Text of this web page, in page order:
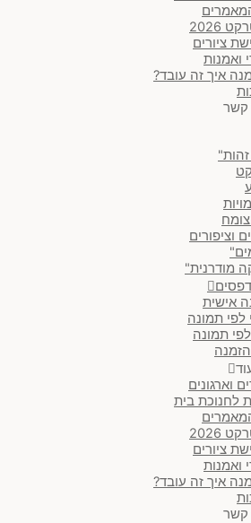
2026
ציורים
ואמנות
איך זה עובד?
קשר
וציפורים
מודרנית"
אישית
לפי תמונה
לפי תמונה
וארגונים
לחנוכת בית
2026
ציורים
ואמנות
איך זה עובד?
קשר